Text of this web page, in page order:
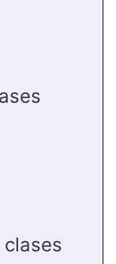
clases